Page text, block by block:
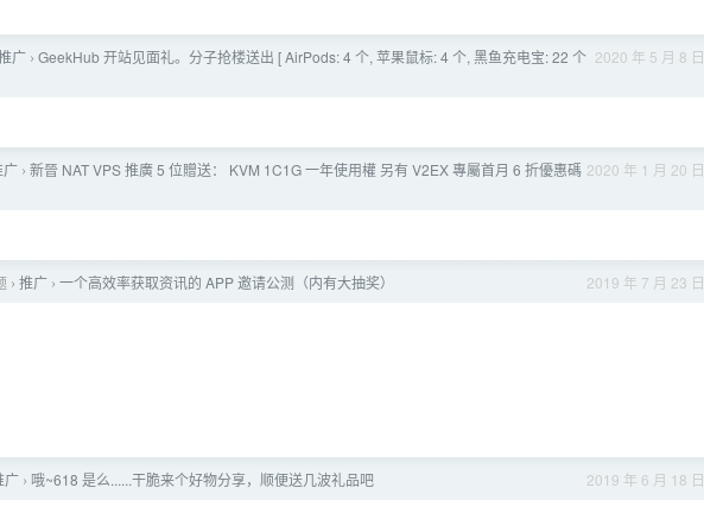
2020 年 5 月 8 日
广 › GeekHub 开站见面礼。分子抢楼送出 [ AirPods: 4 个, 苹果鼠标: 4 个, 黑鱼充电宝: 22 个
2020 年 1 月 20 日
广 › 新晉 NAT VPS 推廣 5 位贈送： KVM 1C1G 一年使用權 另有 V2EX 專屬首月 6 折優惠碼
2019 年 7 月 23 日
› 推广 › 一个高效率获取资讯的 APP 邀请公测（内有大抽奖）
2019 年 6 月 18 日
广 › 哦~618 是么......干脆来个好物分享，顺便送几波礼品吧